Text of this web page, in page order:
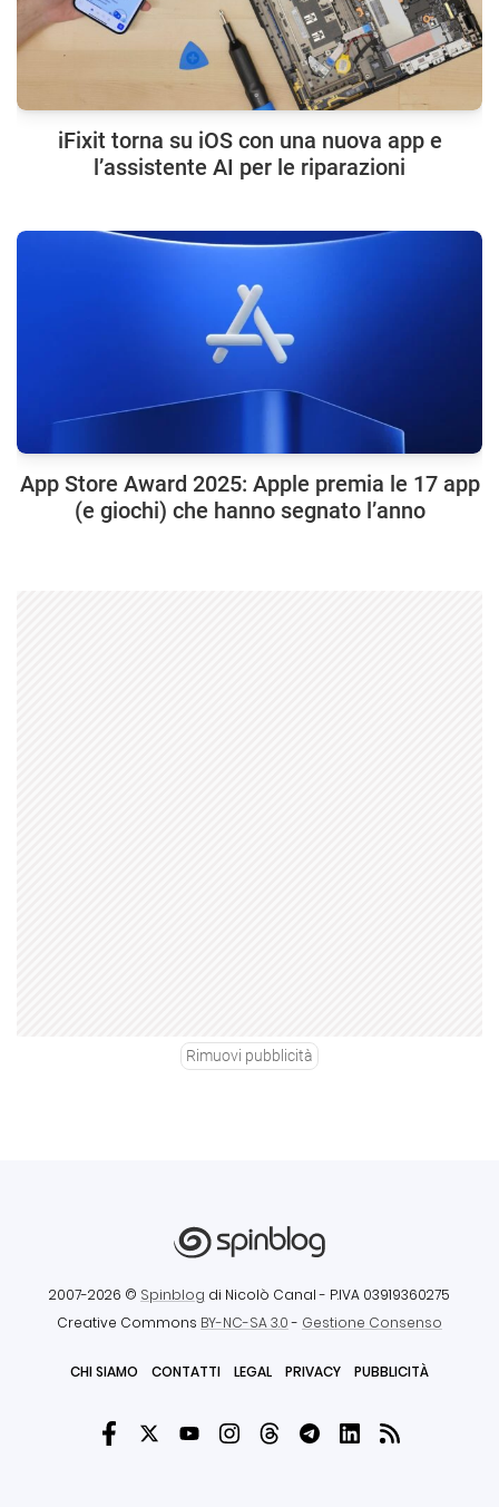
iFixit torna su iOS con una nuova app e
l’assistente AI per le riparazioni
App Store Award 2025: Apple premia le 17 app
(e giochi) che hanno segnato l’anno
Rimuovi pubblicità
2007-2026 © Spinblog di Nicolò Canal - P.IVA 03919360275
Creative Commons BY-NC-SA 3.0- Gestione Consenso
CHI SIAMO CONTATTI LEGAL PRIVACY PUBBLICITÀ